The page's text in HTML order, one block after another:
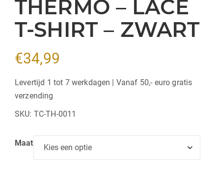
THERMO – LACE
T-SHIRT – ZWART
€34,99
Levertijd 1 tot 7 werkdagen | Vanaf 50,- euro gratis
verzending
SKU: TC-TH-0011
Maat